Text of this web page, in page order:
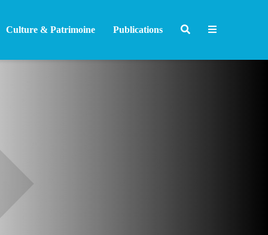
Culture & Patrimoine Publications